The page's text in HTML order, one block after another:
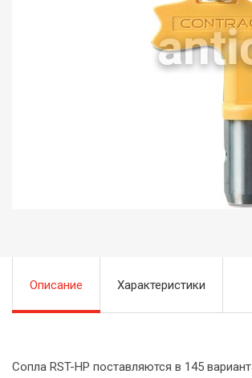
Описание Характеристики
Сопла RST-HP поставляются в 145